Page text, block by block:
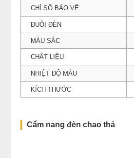
CHỈ SỐ BẢO VỆ
ĐUÔI ĐÈN
MÀU SẮC
CHẤT LIỆU
NHIỆT ĐỘ MÀU
KÍCH THƯỚC
Cẩm nang đèn chao thả